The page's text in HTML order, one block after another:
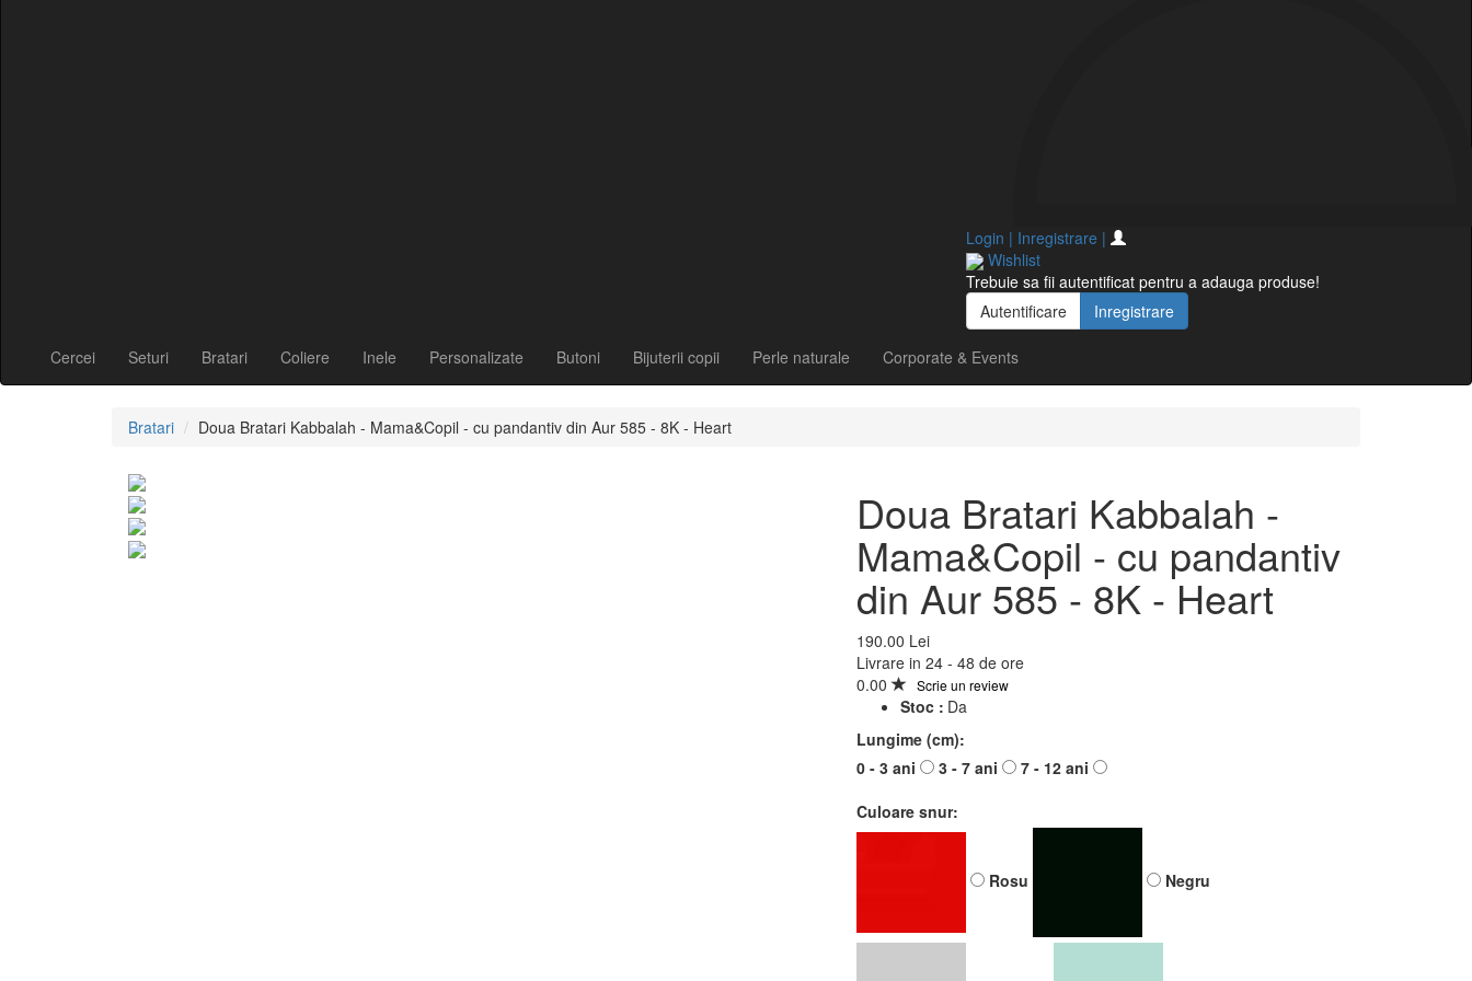
Login | Inregistrare |
Wishlist
Trebuie sa fii autentificat pentru a adauga produse!
Autentificare
Inregistrare
Cercei Seturi Bratari Coliere Inele Personalizate Butoni Bijuterii copii Perle naturale Corporate & Events
Bratari Doua Bratari Kabbalah - Mama&Copil - cu pandantiv din Aur 585 - 8K - Heart
Doua Bratari Kabbalah -
Mama&Copil - cu pandantiv
din Aur 585 - 8K - Heart
Albastru Nude Olive Roz Mov
Doua Bratari Kabbalah -
Mama&Copil - cu pandantiv
din Aur 585 - 8K - Heart
190.00 Lei
Livrare in 24 - 48 de ore
0.00
Scrie un review
Stoc : Da
Lungime (cm):
0 - 3 ani
3 - 7 ani
7 - 12 ani
Culoare snur:
Rosu Negru